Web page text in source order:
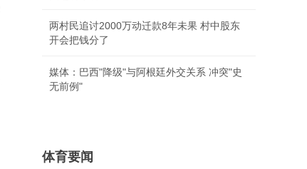
两村民追讨2000万动迁款8年未果 村中股东
开会把钱分了
媒体：巴西"降级"与阿根廷外交关系 冲突"史
无前例"
体育要闻